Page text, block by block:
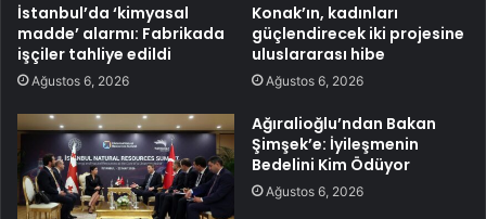
İstanbul’da ‘kimyasal
madde’ alarmı: Fabrikada
işçiler tahliye edildi
Ağustos 6, 2026
Konak’ın, kadınları
güçlendirecek iki projesine
uluslararası hibe
Ağustos 6, 2026
Ağıralioğlu’ndan Bakan
Şimşek’e: İyileşmenin
Bedelini Kim Ödüyor
Ağustos 6, 2026